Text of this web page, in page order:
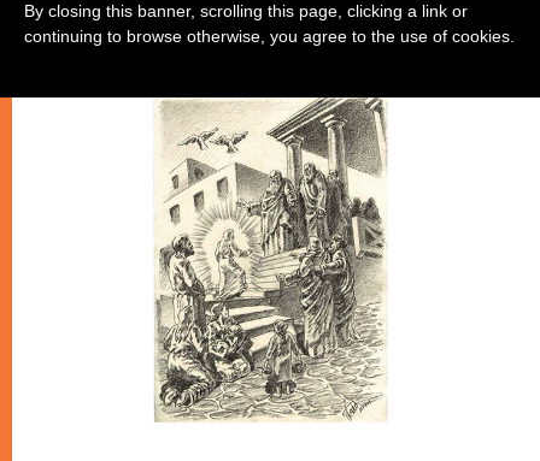
By closing this banner, scrolling this page, clicking a link or
continuing to browse otherwise, you agree to the use of cookies.